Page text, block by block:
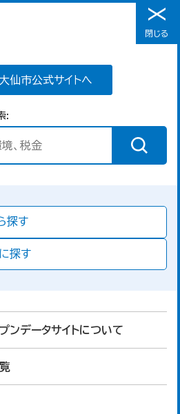
メニュー
仙市公式サイトへ
探す
探す
ンデータサイトについて
閉じる